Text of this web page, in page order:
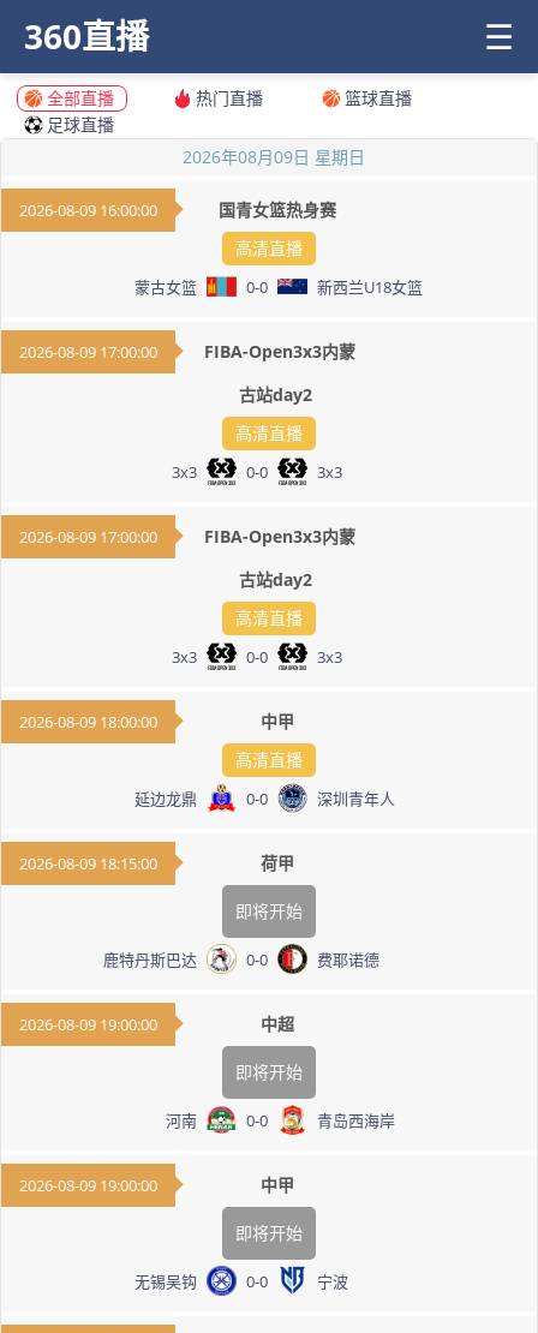
360直播 ☰
全部直播 热门直播
篮球直播
足球直播
2026年08月09日 星期日
2026-08-09 16:00:00
国青女篮热身赛
高清直播
蒙古女篮 0-0 新西兰U18女篮
2026-08-09 17:00:00
FIBA-Open3x3内蒙
古站day2
高清直播
3x3 0-0 3x3
2026-08-09 17:00:00
FIBA-Open3x3内蒙
古站day2
高清直播
3x3 0-0 3x3
2026-08-09 18:00:00
中甲
高清直播
延边龙鼎 0-0 深圳青年人
2026-08-09 18:15:00 荷甲
即将开始
鹿特丹斯巴达 0-0 费耶诺德
2026-08-09 19:00:00 中超
即将开始
河南 0-0 青岛西海岸
2026-08-09 19:00:00 中甲
即将开始
无锡吴钩 0-0 宁波